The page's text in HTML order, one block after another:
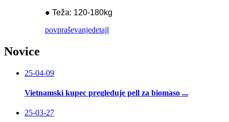
● Teža: 120-180kg
povpraševanjedetajl
Novice
25-04-09
Vietnamski kupec pregleduje pell za biomaso ...
25-03-27